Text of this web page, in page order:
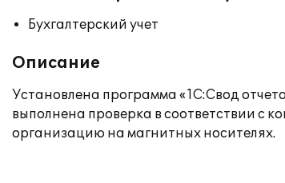
Бухгалтерский учет
Описание
Установлена программа «1С:Свод
выполнена проверка в соответствии с
организацию на магнитных носителях.